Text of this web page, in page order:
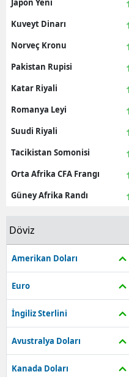
Japon Yeni
Kuveyt Dinarı
Norveç Kronu
Pakistan Rupisi
Katar Riyali
Romanya Leyi
Suudi Riyali
Tacikistan Somonisi
Orta Afrika CFA Frangı
Güney Afrika Randı
Döviz
Amerikan Doları
Euro
İngiliz Sterlini
Avustralya Doları
Kanada Doları